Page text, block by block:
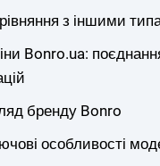
з іншими
Bonro.ua:
бренду Bonro
особливості